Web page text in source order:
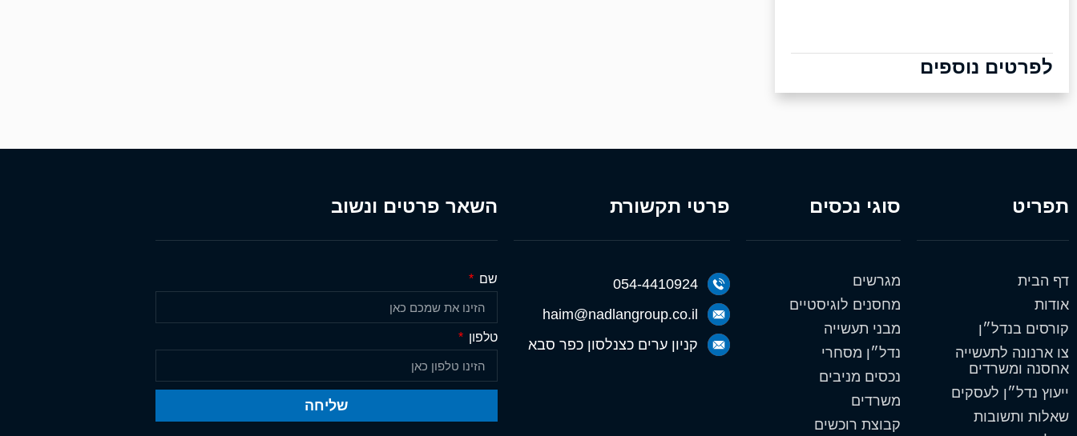
לפרטים נוספים
תפריט
דף הבית
אודות
קורסים בנדל״ן
צו ארנונה לתעשייה
אחסנה ומשרדים
ייעוץ נדל״ן לעסקים
שאלות ותשובות
סוגי נכסים
מגרשים
מחסנים לוגיסטיים
מבני תעשייה
נדל״ן מסחרי
נכסים מניבים
משרדים
קבוצת רוכשים
פרטי תקשורת
054-4410924
haim@nadlangroup.co.il
קניון ערים כצנלסון כפר סבא
השאר פרטים ונשוב
שם
טלפון
שליחה